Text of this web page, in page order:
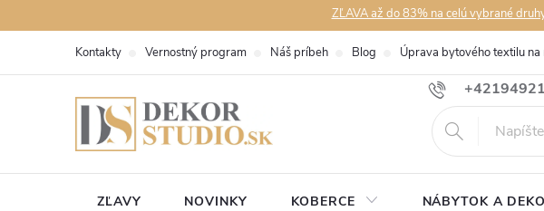
na
ZĽAVA až do 83% na celú vybrané
Kontakty Vernostný program Náš príbeh Blog Úprava bytového textilu na
ZĽAVY NOVINKY KOBERCE NÁBYTOK A